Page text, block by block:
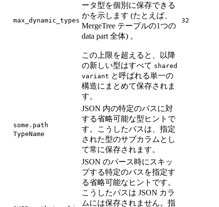
max_dynamic_types
ータ型を個別に保存できる
かを示します (たとえば、
MergeTree テーブルの1つの
data part 全体) 。
この上限を超えると、以降
の新しい型はすべて shared
variant と呼ばれる単一の
構造にまとめて保存されま
す。
32
some.path
TypeName
JSON 内の特定のパスに対
する省略可能な型ヒントで
す。こうしたパスは、指定
された型のサブカラムとし
て常に保存されます。
JSON のパース時にスキッ
プする特定のパスを指定す
る省略可能なヒントです。
こうしたパスは JSON カラ
ムには保存されません。指